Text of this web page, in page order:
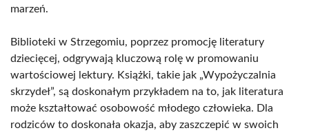
marzeń.
Biblioteki w Strzegomiu, poprzez promocję literatury
dziecięcej, odgrywają kluczową rolę w promowaniu
wartościowej lektury. Książki, takie jak „Wypożyczalnia
skrzydeł”, są doskonałym przykładem na to, jak literatura
może kształtować osobowość młodego człowieka. Dla
rodziców to doskonała okazja, aby zaszczepić w swoich